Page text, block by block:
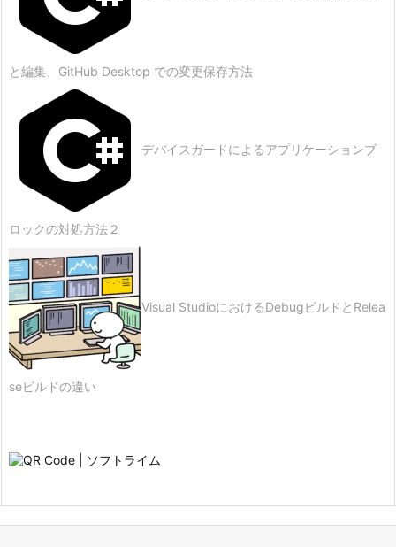
と編集、GitHub Desktop での変更保存方法
デバイスガードによるアプリケーションブ
ロックの対処方法２
Visual StudioにおけるDebugビルドとRelea
seビルドの違い